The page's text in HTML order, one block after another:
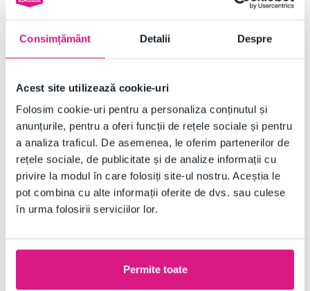
Consimțământ Detalii Despre
Acest site utilizează cookie-uri
Folosim cookie-uri pentru a personaliza conținutul și
anunțurile, pentru a oferi funcții de rețele sociale și pentru
a analiza traficul. De asemenea, le oferim partenerilor de
rețele sociale, de publicitate și de analize informații cu
privire la modul în care folosiți site-ul nostru. Aceștia le
pot combina cu alte informații oferite de dvs. sau culese
în urma folosirii serviciilor lor.
Permite toate
alb, PARIS 76718
sub pat 77805, PAL înfoliat/MDF
lăcuit, alb, PARIS
Ultimele bucăți